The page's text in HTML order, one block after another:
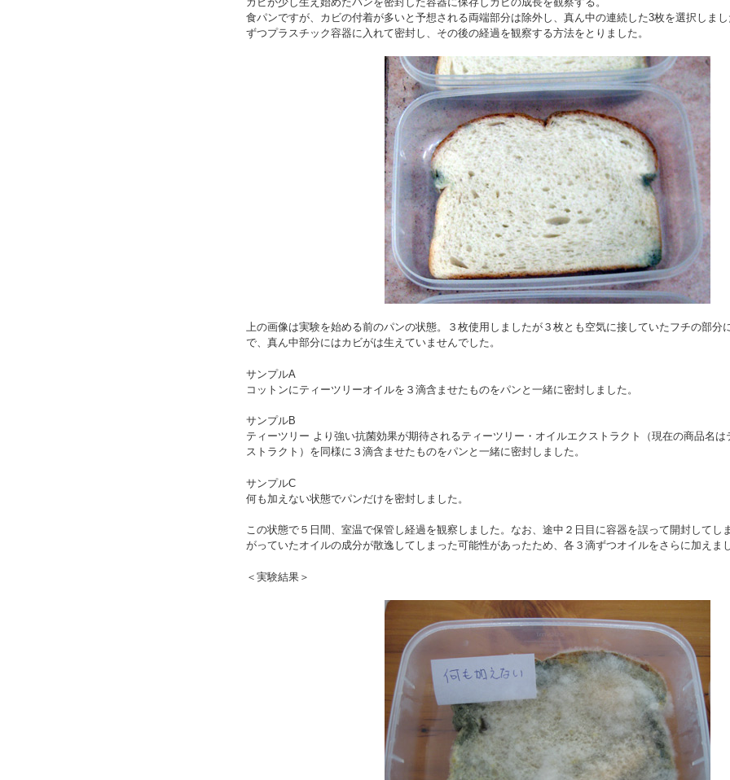
食パンですが、カビの付着が多いと予想される両端部分は除外し、真ん中の連続した3枚を選択しま
ずつプラスチック容器に入れて密封し、その後の経過を観察する方法をとりました。
上の画像は実験を始める前のパンの状態。３枚使用しましたが３枚とも空気に接していたフチの部分
で、真ん中部分にはカビがは生えていませんでした。
サンプルA
コットンにティーツリーオイルを３滴含ませたものをパンと一緒に密封しました。
サンプルB
ティーツリー より強い抗菌効果が期待されるティーツリー・オイルエクストラクト（現在の商品名は
ストラクト）を同様に３滴含ませたものをパンと一緒に密封しました。
サンプルC
何も加えない状態でパンだけを密封しました。
この状態で５日間、室温で保管し経過を観察しました。なお、途中２日目に容器を誤って開封してし
がっていたオイルの成分が散逸してしまった可能性があったため、各３滴ずつオイルをさらに加えまし
＜実験結果＞